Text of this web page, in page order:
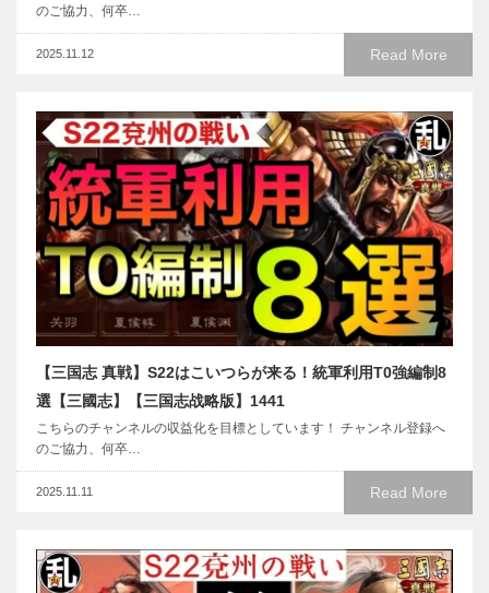
のご協力、何卒…
Read More
2025.11.12
【三国志 真戦】S22はこいつらが来る！統軍利用T0強編制8
選【三國志】【三国志战略版】1441
こちらのチャンネルの収益化を目標としています！ チャンネル登録へ
のご協力、何卒…
Read More
2025.11.11